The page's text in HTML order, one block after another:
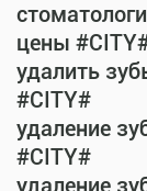
цены
удалить
#CITY#
удаление
#CITY#
удаление